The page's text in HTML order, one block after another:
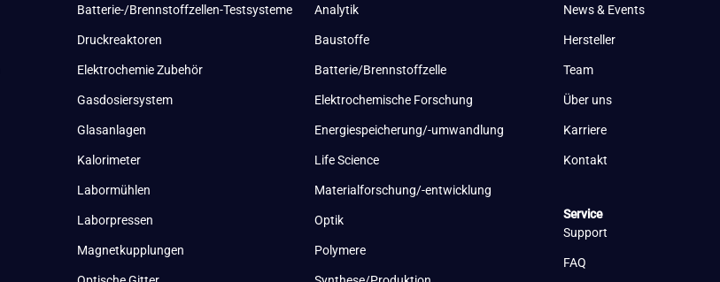
Batterie-/Brennstoffzellen-Testsysteme
Druckreaktoren
Elektrochemie Zubehör
Gasdosiersystem
Glasanlagen
Kalorimeter
Labormühlen
Laborpressen
Magnetkupplungen
Analytik
Baustoffe
Batterie/Brennstoffzelle
Elektrochemische Forschung
Energiespeicherung/-umwandlung
Life Science
Materialforschung/-entwicklung
Optik
Polymere
News & Events
Hersteller
Team
Über uns
Karriere
Kontakt
Service
Support
FAQ